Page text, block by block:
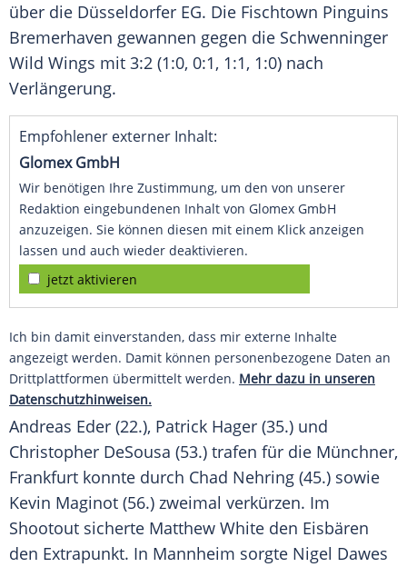
über die Düsseldorfer EG. Die Fischtown Pinguins
Bremerhaven gewannen gegen die Schwenninger
Wild Wings mit 3:2 (1:0, 0:1, 1:1, 1:0) nach
Verlängerung.
Empfohlener externer Inhalt:
Glomex GmbH
Wir benötigen Ihre Zustimmung, um den von unserer
Redaktion eingebundenen Inhalt von Glomex GmbH
anzuzeigen. Sie können diesen mit einem Klick anzeigen
lassen und auch wieder deaktivieren.
jetzt aktivieren
Ich bin damit einverstanden, dass mir externe Inhalte
angezeigt werden. Damit können personenbezogene Daten an
Drittplattformen übermittelt werden. Mehr dazu in unseren
Datenschutzhinweisen.
Andreas Eder (22.), Patrick Hager (35.) und
Christopher DeSousa (53.) trafen für die Münchner,
Frankfurt konnte durch Chad Nehring (45.) sowie
Kevin Maginot (56.) zweimal verkürzen. Im
Shootout sicherte Matthew White den Eisbären
den Extrapunkt. In Mannheim sorgte Nigel Dawes